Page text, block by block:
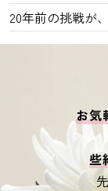
20年前の挑戦が
お気
些